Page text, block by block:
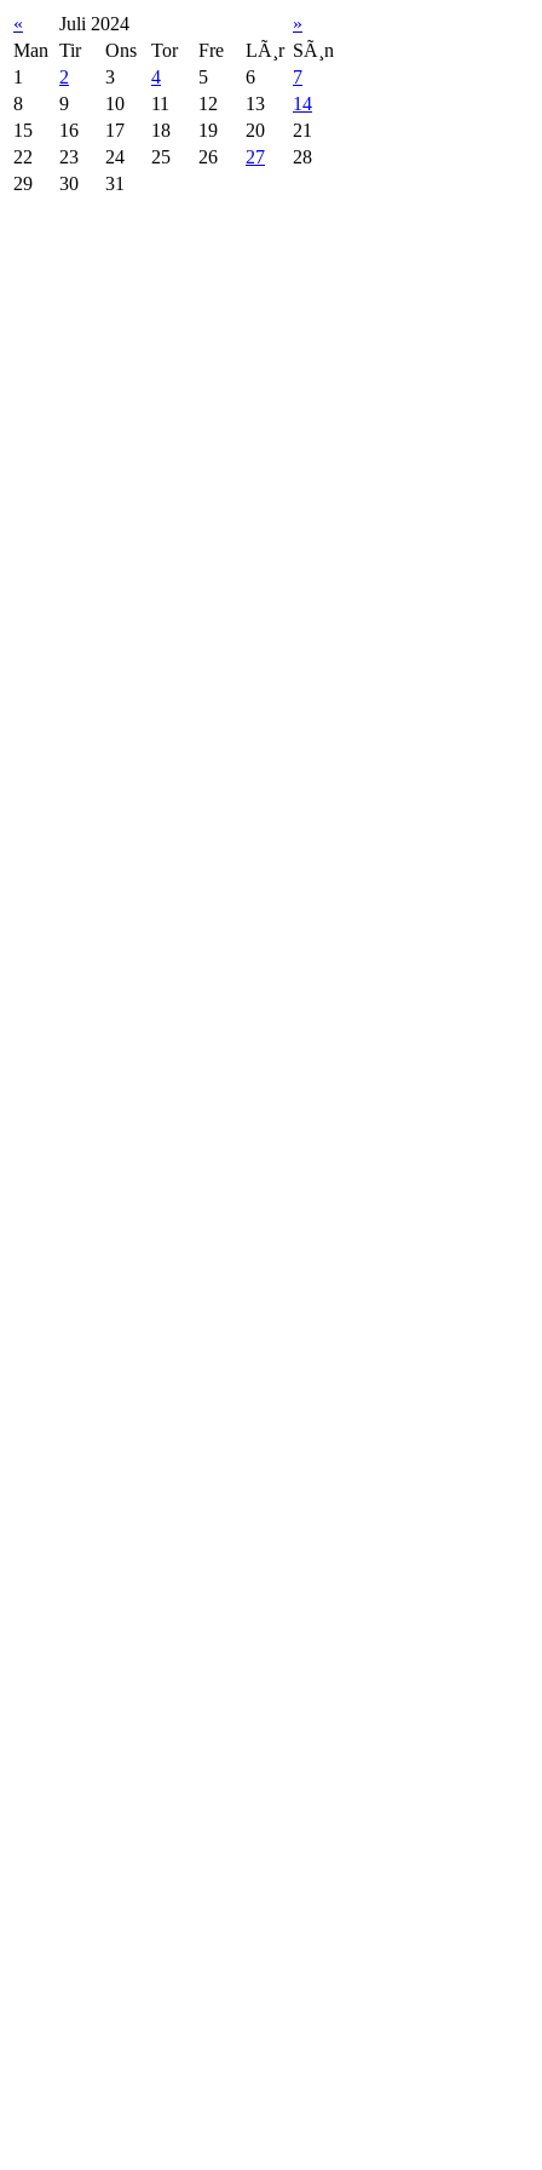
« Juli 2024
»
Man Tir Ons Tor Fre LÃ¸r SÃ¸n
1
2 3 4 5 6
7
8
9 10 11 12 13
14
15
16 17 18 19 20
21
22
23 24 25 26 27
28
29
30 31